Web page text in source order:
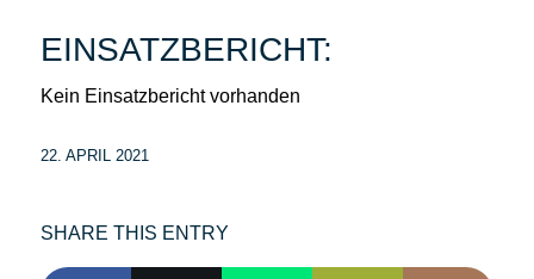
EINSATZBERICHT:
Kein Einsatzbericht vorhanden
22. APRIL 2021
SHARE THIS ENTRY